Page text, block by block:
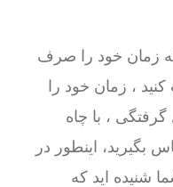
زمان خود را صرف
، زمان خود را
، با چاه
بگیرید، اینطور در
شنیده اید که